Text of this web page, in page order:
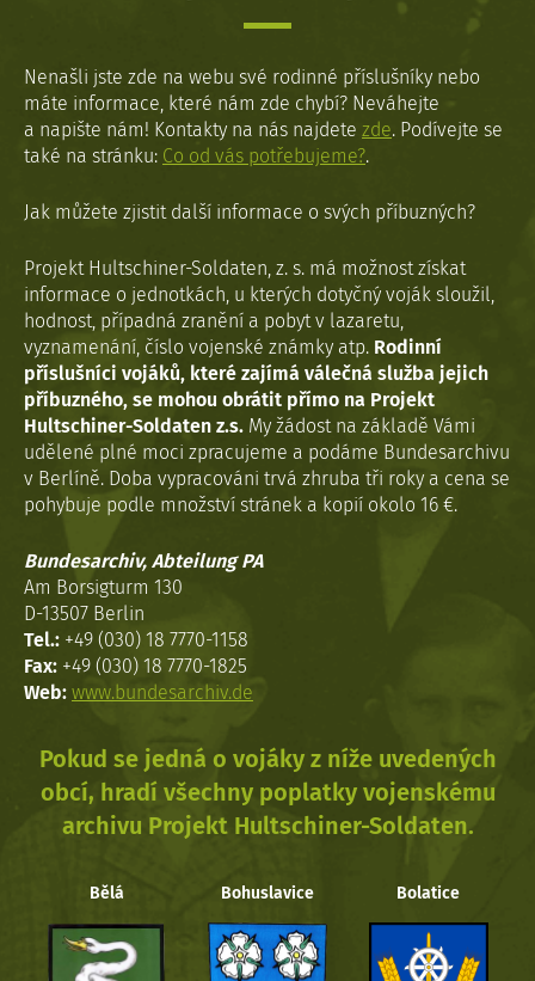
Nenašli jste zde na webu své rodinné příslušníky nebo
máte informace, které nám zde chybí? Neváhejte
a napište nám! Kontakty na nás najdete zde. Podívejte se
také na stránku: Co od vás potřebujeme?.
Jak můžete zjistit další informace o svých příbuzných?
Projekt Hultschiner-Soldaten, z. s. má možnost získat
informace o jednotkách, u kterých dotyčný voják sloužil,
hodnost, případná zranění a pobyt v lazaretu,
vyznamenání, číslo vojenské známky atp. Rodinní
příslušníci vojáků, které zajímá válečná služba jejich
příbuzného, se mohou obrátit přímo na Projekt
Hultschiner-Soldaten z.s. My žádost na základě Vámi
udělené plné moci zpracujeme a podáme Bundesarchivu
v Berlíně. Doba vypracováni trvá zhruba tři roky a cena se
pohybuje podle množství stránek a kopií okolo 16 €.
Bundesarchiv, Abteilung PA
Am Borsigturm 130
D-13507 Berlin
Tel.: +49 (030) 18 7770-1158
Fax: +49 (030) 18 7770-1825
Web: www.bundesarchiv.de
Pokud se jedná o vojáky z níže uvedených
obcí, hradí všechny poplatky vojenskému
archivu Projekt Hultschiner-Soldaten.
Bělá Bohuslavice Bolatice